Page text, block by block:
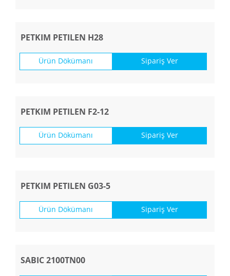
PETKIM PETILEN H28
Ürün Dökümanı Sipariş Ver
PETKIM PETILEN F2-12
Ürün Dökümanı Sipariş Ver
PETKIM PETILEN G03-5
Ürün Dökümanı Sipariş Ver
SABIC 2100TN00